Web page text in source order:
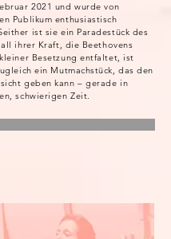
2021 und wurde von
Publikum enthusiastisch
ist sie ein Paradestück des
ihrer Kraft, die Beethovens
Besetzung entfaltet, ist
ein Mutmachstück, das den
geben kann – gerade in
schwierigen Zeit.